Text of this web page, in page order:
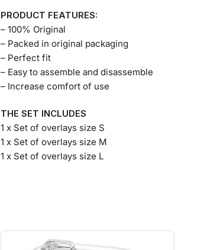
PRODUCT FEATURES:
– 100% Original
– Packed in original packaging
– Perfect fit
– Easy to assemble and disassemble
– Increase comfort of use
THE SET INCLUDES
1 x Set of overlays size S
1 x Set of overlays size M
1 x Set of overlays size L